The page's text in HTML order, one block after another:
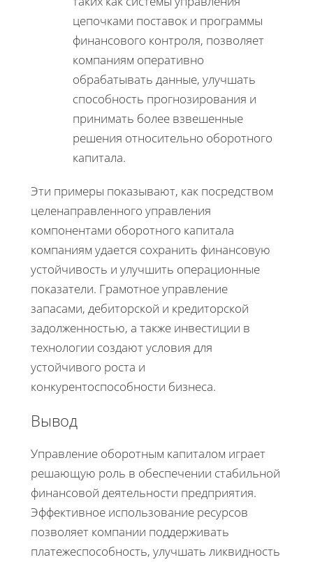
цепочками поставок и программы
финансового контроля, позволяет
компаниям оперативно
обрабатывать данные, улучшать
способность прогнозирования и
принимать более взвешенные
решения относительно оборотного
капитала.
Эти примеры показывают, как посредством
целенаправленного управления
компонентами оборотного капитала
компаниям удается сохранить финансовую
устойчивость и улучшить операционные
показатели. Грамотное управление
запасами, дебиторской и кредиторской
задолженностью, а также инвестиции в
технологии создают условия для
устойчивого роста и
конкурентоспособности бизнеса.
Вывод
Управление оборотным капиталом играет
решающую роль в обеспечении стабильной
финансовой деятельности предприятия.
Эффективное использование ресурсов
позволяет компании поддерживать
платежеспособность, улучшать ликвидность